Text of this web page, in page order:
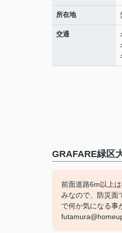
所在地
交通
GRAFARE緑区
前面道路6m以上
みなので、防災面
で何か気になる事